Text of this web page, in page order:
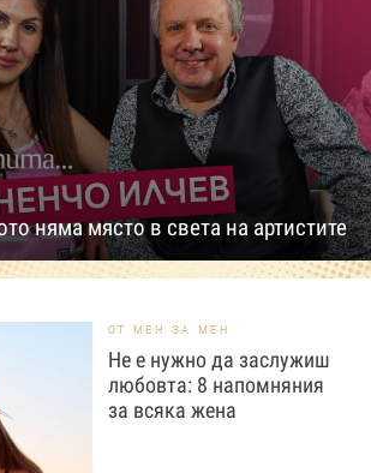
няма място в света на артистите
ОТ МЕН ЗА МЕН
Не е нужно да заслужиш
любовта: 8 напомняния
за всяка жена